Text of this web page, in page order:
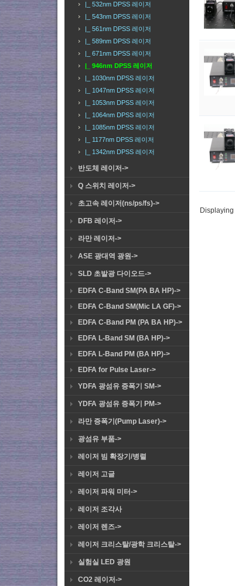
|_ 532nm DPSS 레이저
|_ 543nm DPSS 레이저
|_ 561nm DPSS 레이저
|_ 589nm DPSS 레이저
|_ 671nm DPSS 레이저
|_ 946nm DPSS 레이저
|_ 1030nm DPSS 레이저
|_ 1047nm DPSS 레이저
|_ 1053nm DPSS 레이저
|_ 1064nm DPSS 레이저
|_ 1085nm DPSS 레이저
|_ 1177nm DPSS 레이저
|_ 1342nm DPSS 레이저
반도체 레이저->
Q 스위치 레이저->
초고속 레이저(ns/ps/fs)->
DFB 레이저->
라만 레이저->
ASE 광대역 광원->
SLD 초발광 다이오드->
EDFA C-Band SM(PA BA HP)->
EDFA C-Band SM(Mic LA GF)->
EDFA C-Band PM (PA BA HP)->
EDFA L-Band SM (BA HP)->
EDFA L-Band PM (BA HP)->
EDFA for Pulse Laser->
YDFA 광섬유 증폭기 SM->
YDFA 광섬유 증폭기 PM->
라만 증폭기(Pump Laser)->
광섬유 부품->
레이저 빔 확장기/병렬
레이저 고글
레이저 파워 미터->
레이저 조각사
레이저 렌즈->
레이저 크리스탈/광학 크리스탈->
실험실 LED 광원
CO2 레이저->
Displaying